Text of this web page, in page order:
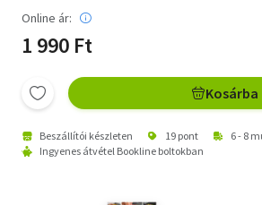
Online ár:
1 990 Ft
Kosárba
Beszállítói készleten 19 pont
6 - 8
Ingyenes átvétel Bookline boltokban